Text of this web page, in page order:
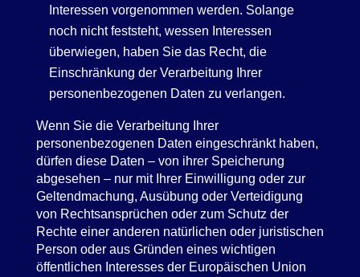
Interessen vorgenommen werden. Solange
noch nicht feststeht, wessen Interessen
überwiegen, haben Sie das Recht, die
Einschränkung der Verarbeitung Ihrer
personenbezogenen Daten zu verlangen.
Wenn Sie die Verarbeitung Ihrer
personenbezogenen Daten eingeschränkt haben,
dürfen diese Daten – von ihrer Speicherung
abgesehen – nur mit Ihrer Einwilligung oder zur
Geltendmachung, Ausübung oder Verteidigung
von Rechtsansprüchen oder zum Schutz der
Rechte einer anderen natürlichen oder juristischen
Person oder aus Gründen eines wichtigen
öffentlichen Interesses der Europäischen Union